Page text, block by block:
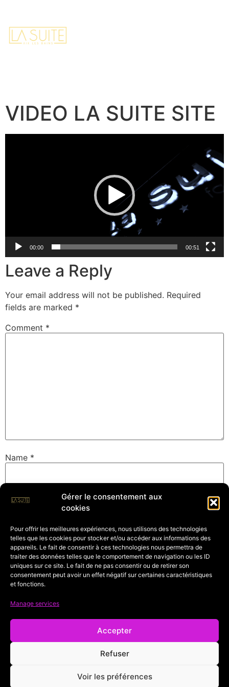
Gérer le consentement aux
cookies
Pour offrir les meilleures expériences, nous utilisons des technologies
telles que les cookies pour stocker et/ou accéder aux informations des
appareils. Le fait de consentir à ces technologies nous permettra de
traiter des données telles que le comportement de navigation ou les ID
uniques sur ce site. Le fait de ne pas consentir ou de retirer son
consentement peut avoir un effet négatif sur certaines caractéristiques
et fonctions.
Manage services
Accepter
Refuser
Voir les préférences
VIDEO LA SUITE SITE
00:00 00:51
Leave a Reply
Your email address will not be published. Required
fields are marked *
Comment *
Name *
Email*
Website
Save my name, email, and website in this browser for
legal information Confidentiality